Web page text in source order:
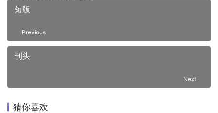
短版
Previous
刊头
Next
猜你喜欢